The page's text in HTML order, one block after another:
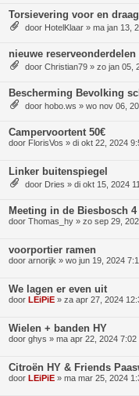
Torsievering voor en
door HotelKlaar » ma jan 13,
nieuwe
door Christian79 » zo jan 05,
Bescherming Bevolking
door hobo.ws » wo nov 06,
Campervoortent 50€
door FlorisVos » di okt 22, 2024
Linker buitenspiegel
door Dries » di okt 15, 2024
Meeting in de Biesbosch
door Thomas_hy » zo sep 29,
voorportier ramen
door arnorijk » wo jun 19, 2024
We lagen er even uit
door LEiPiE » za apr 27, 2024
Wielen + banden HY
door ghys » ma apr 22, 2024 7:02
Citroën HY & Friends
door LEiPiE » ma mar 25, 2024